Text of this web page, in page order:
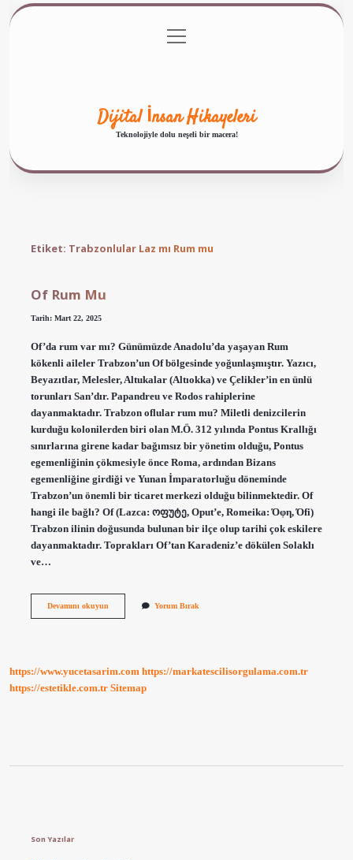
Gizlilik Politikası
menüyü
aç
Dijital İnsan Hikayeleri
Teknolojiyle dolu neşeli bir macera!
Etiket: Trabzonlular Laz mı Rum mu
Of Rum Mu
Tarih: Mart 22, 2025
Of’da rum var mı? Günümüzde Anadolu’da yaşayan Rum
kökenli aileler Trabzon’un Of bölgesinde yoğunlaşmıştır. Yazıcı,
Beyazıtlar, Melesler, Altukalar (Altıokka) ve Çelikler’in en ünlü
torunları San’dır. Papandreu ve Rodos rahiplerine
dayanmaktadır. Trabzon oflular rum mu? Miletli denizcilerin
kurduğu kolonilerden biri olan M.Ö. 312 yılında Pontus Krallığı
sınırlarına girene kadar bağımsız bir yönetim olduğu, Pontus
egemenliğinin çökmesiyle önce Roma, ardından Bizans
egemenliğine girdiği ve Yunan İmparatorluğu döneminde
Trabzon’un önemli bir ticaret merkezi olduğu bilinmektedir. Of
hangi ile bağlı? Of (Lazca: ოფუტე, Oput’e, Romeika: Όφη, Όfi)
Trabzon ilinin doğusunda bulunan bir ilçe olup tarihi çok eskilere
dayanmaktadır. Toprakları Of’tan Karadeniz’e dökülen Solaklı
ve…
Devamını okuyunOf
Yorum Bırak
https://www.yucetasarim.com https://markatescilisorgulama.com.tr
https://estetikle.com.tr Sitemap
Son Yazılar